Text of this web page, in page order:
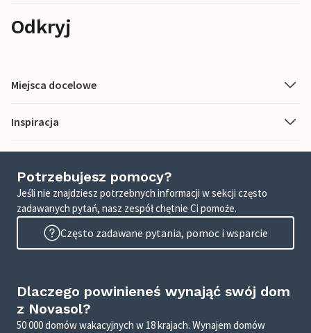
Odkryj
Miejsca docelowe
Inspiracja
Potrzebujesz pomocy?
Jeśli nie znajdziesz potrzebnych informacji w sekcji często
zadawanych pytań, nasz zespół chętnie Ci pomoże.
Często zadawane pytania, pomoc i wsparcie
Dlaczego powinieneś wynająć swój dom
z Novasol?
50 000 domów wakacyjnych w 18 krajach. Wynajem domów